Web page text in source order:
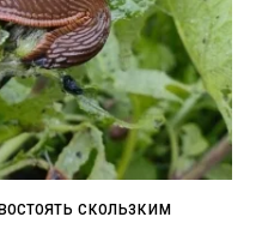
скользким